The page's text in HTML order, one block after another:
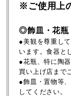
※ご使用上
◎飾皿・花瓶
●美観を尊重し
います。食器と
●花瓶、特に陶
買い上げ店まで
●飾皿・置物等
してください。